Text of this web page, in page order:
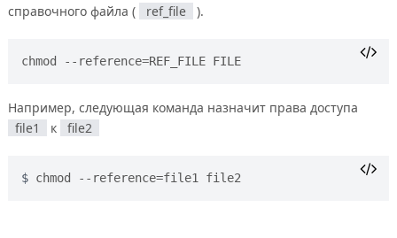
справочного файла (
ref_file ).
chmod --reference= REF_FILE FILE
Например, следующая команда назначит права доступа
file1
к file2
chmod --reference=file1 file2